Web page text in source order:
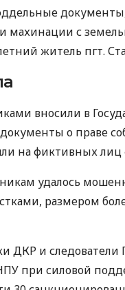
махинации с
житель пгт.
вносили в
о праве
на фиктивных
удалось
размером
ДКР и следователи
при силовой